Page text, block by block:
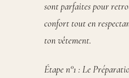
sont parfaites pour
confort tout en
ton vêtement.
Étape n°1 : Le